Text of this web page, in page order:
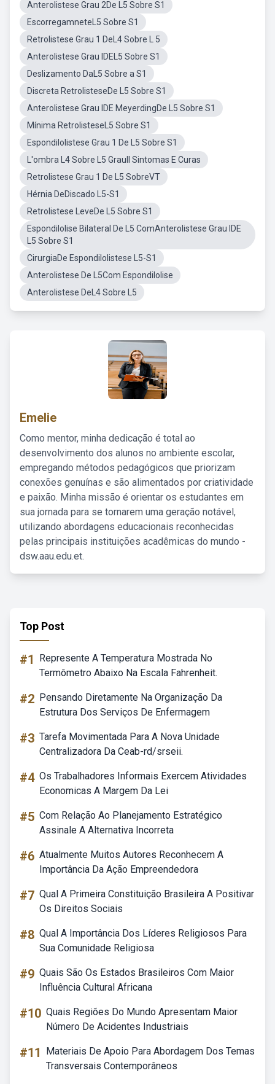
Anterolistese Grau 2De L5 Sobre S1
EscorregamneteL5 Sobre S1
Retrolistese Grau 1 DeL4 Sobre L 5
Anterolistese Grau IDEL5 Sobre S1
Deslizamento DaL5 Sobre a S1
Discreta RetrolisteseDe L5 Sobre S1
Anterolistese Grau IDE MeyerdingDe L5 Sobre S1
Mínima RetrolisteseL5 Sobre S1
Espondilolistese Grau 1 De L5 Sobre S1
L'ombra L4 Sobre L5 GrauII Sintomas E Curas
Retrolistese Grau 1 De L5 SobreVT
Hérnia DeDiscado L5-S1
Retrolistese LeveDe L5 Sobre S1
Espondilolise Bilateral De L5 ComAnterolistese Grau IDE
L5 Sobre S1
CirurgiaDe Espondilolistese L5-S1
Anterolistese De L5Com Espondilolise
Anterolistese DeL4 Sobre L5
Emelie
Como mentor, minha dedicação é total ao
desenvolvimento dos alunos no ambiente escolar,
empregando métodos pedagógicos que priorizam
conexões genuínas e são alimentados por criatividade
e paixão. Minha missão é orientar os estudantes em
sua jornada para se tornarem uma geração notável,
utilizando abordagens educacionais reconhecidas
pelas principais instituições acadêmicas do mundo -
dsw.aau.edu.et.
Top Post
#1
Represente A Temperatura Mostrada No
Termômetro Abaixo Na Escala Fahrenheit.
#2 Pensando Diretamente Na Organização Da
Estrutura Dos Serviços De Enfermagem
#3 Tarefa Movimentada Para A Nova Unidade
Centralizadora Da Ceab-rd/srseii.
#4 Os Trabalhadores Informais Exercem Atividades
Economicas A Margem Da Lei
#5 Com Relação Ao Planejamento Estratégico
Assinale A Alternativa Incorreta
#6 Atualmente Muitos Autores Reconhecem A
Importância Da Ação Empreendedora
#7 Qual A Primeira Constituição Brasileira A Positivar
Os Direitos Sociais
#8 Qual A Importância Dos Líderes Religiosos Para
Sua Comunidade Religiosa
#9 Quais São Os Estados Brasileiros Com Maior
Influência Cultural Africana
#10 Quais Regiões Do Mundo Apresentam Maior
Número De Acidentes Industriais
#11
Materiais De Apoio Para Abordagem Dos Temas
Transversais Contemporâneos